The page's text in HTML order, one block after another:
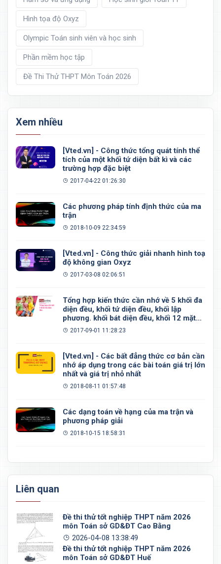
Hình tọa độ Oxyz
Olympic Toán sinh viên và học sinh
Phần mềm học tập
Đề Thi Thử THPT Môn Toán 2026
Xem nhiều
[Vted.vn] - Công thức tổng quát tính thể
tích của một khối tứ diện bất kì và các
trường hợp đặc biệt
2017-04-22 01:26:30
Các phương pháp tính định thức của ma
trận
2018-10-09 22:34:59
[Vted.vn] - Công thức giải nhanh hình toạ
độ không gian Oxyz
2017-03-08 02:06:51
Tổng hợp kiến thức cần nhớ về 5 khối đa
diện đều, khối tứ diện đều, khối lập
phương. khối bát diện đều, khối 12 mặt
đều, khối 20 mặt đều
2017-09-01 11:28:23
[Vted.vn] - Các bất đẳng thức cơ bản cần
nhớ áp dụng trong các bài toán giá trị lớn
nhất và giá trị nhỏ nhất
2018-08-11 01:57:48
Các dạng toán về hạng của ma trận và
phương pháp giải
2018-10-15 18:58:31
Liên quan
Đề thi thử tốt nghiệp THPT năm 2026
môn Toán sở GD&ĐT Cao Bằng
2026-04-08 13:38:49
Đề thi thử tốt nghiệp THPT năm 2026
môn Toán sở GD&ĐT Huế